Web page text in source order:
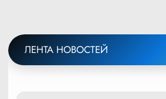
ЛЕНТА НОВОСТЕЙ